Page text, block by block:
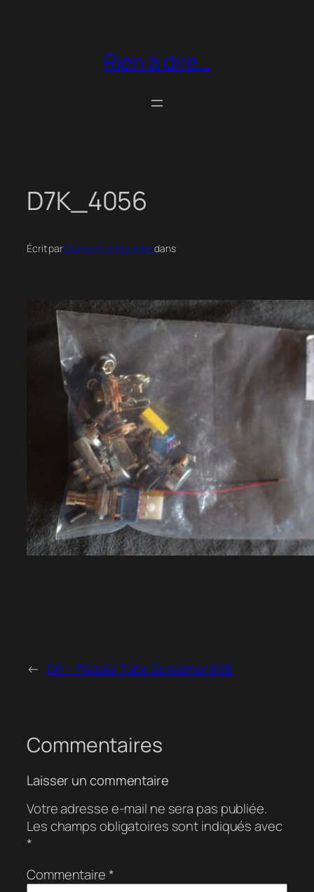
Rien à dire…
D7K_4056
Écrit parClément Le Guyadecdans
← DIY – Pédale Tube Screamer 808
Commentaires
Laisser un commentaire
Votre adresse e-mail ne sera pas publiée.
Les champs obligatoires sont indiqués avec
*
Commentaire*